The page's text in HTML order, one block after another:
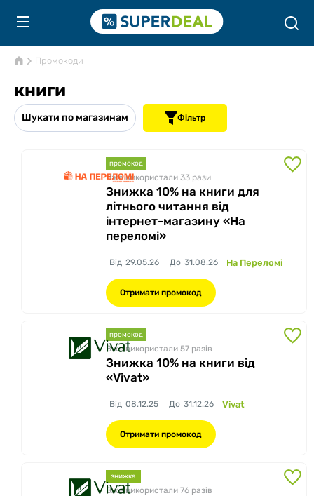
Промокоди
книги
Шукати по магазинам Фільтр
промокод
Вже використали 33 рази
Знижка 10% на книги для
літнього читання від
інтернет-магазину «На
переломі»
Від 29.05.26 До 31.08.26 На Переломі
Отримати промокод
промокод
Вже використали 57 разів
Знижка 10% на книги від
«Vivat»
Від 08.12.25 До 31.12.26 Vivat
Отримати промокод
знижка
Вже використали 76 разів